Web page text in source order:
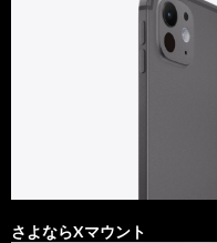
さよならXマウント